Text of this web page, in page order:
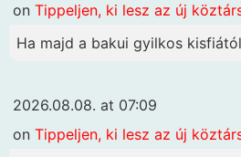
on Tippeljen, ki lesz az új
Ha majd a bakui gyilkos
2026.08.08. at 07:09
on Tippeljen, ki lesz az új